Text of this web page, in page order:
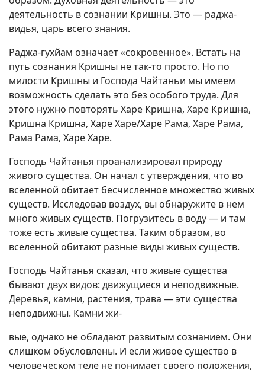
деятельность в сознании Кришны. Это — раджа-
видья, царь всего знания.
Раджа-гухйам означает «сокровенное». Встать на
путь сознания Кришны не так-то просто. Но по
милости Кришны и Господа Чайтаньи мы имеем
возможность сделать это без особого труда. Для
этого нужно повторять Харе Кришна, Харе Кришна,
Кришна Кришна, Харе Харе/Харе Рама, Харе Рама,
Рама Рама, Харе Харе.
Господь Чайтанья проанализировал природу
живого существа. Он начал с утверждения, что во
вселенной обитает бесчисленное множество живых
существ. Исследовав воздух, вы обнаружите в нем
много живых существ. Погрузитесь в воду — и там
тоже есть живые существа. Таким образом, во
вселенной обитают разные виды живых существ.
Господь Чайтанья сказал, что живые существа
бывают двух видов: движущиеся и неподвижные.
Деревья, камни, растения, трава — эти существа
неподвижны. Камни жи-
вые, однако не обладают развитым сознанием. Они
слишком обусловлены. И если живое существо в
человеческом теле не понимает своего положения,